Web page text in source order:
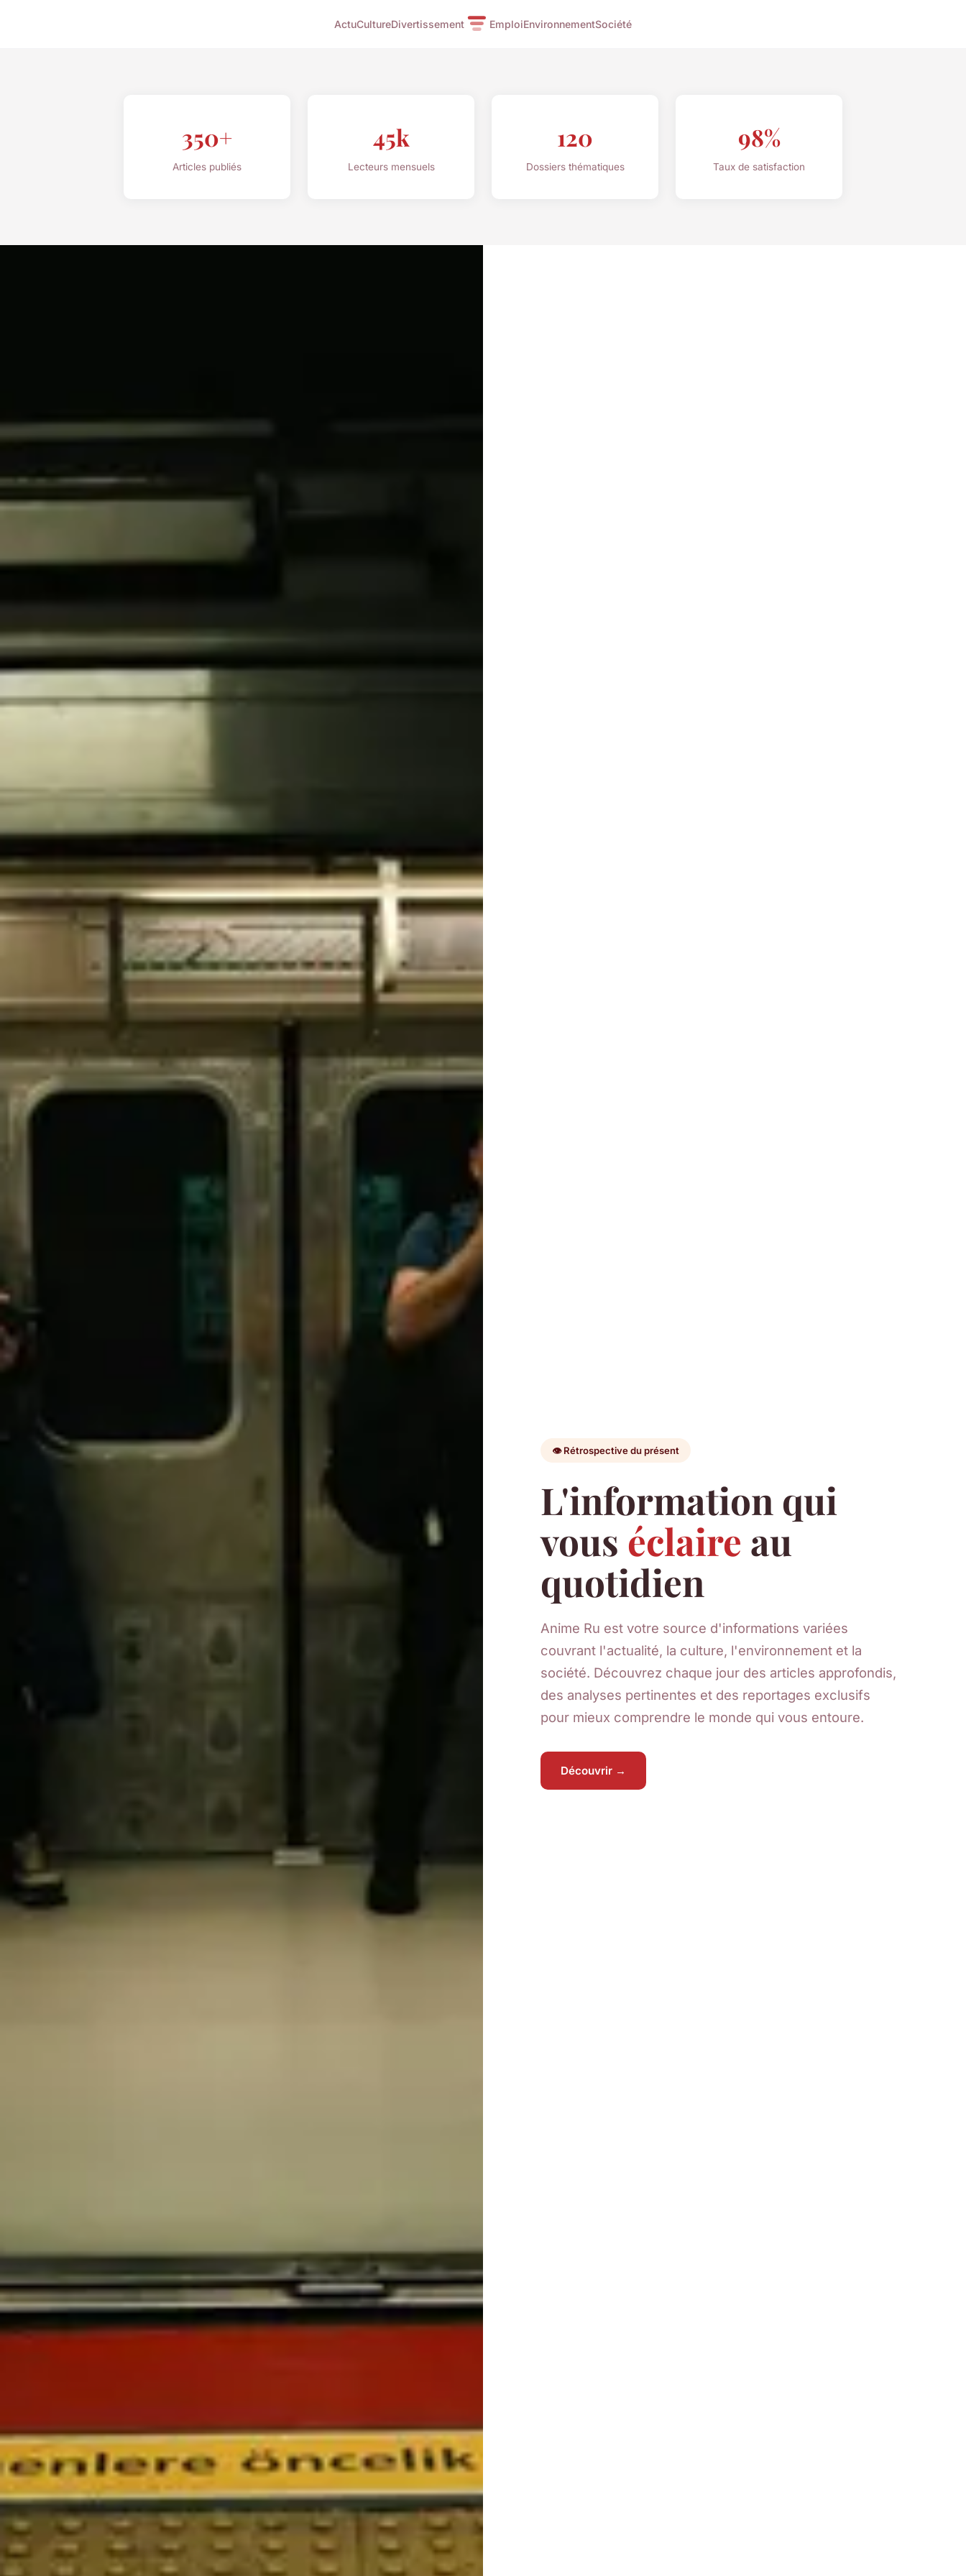
ActuCultureDivertissement EmploiEnvironnementSociété
350+
Articles publiés
45k
Lecteurs mensuels
120
Dossiers thématiques
98%
Taux de satisfaction
👁️ Rétrospective du présent
L'information qui
vous éclaire au
quotidien
Anime Ru est votre source d'informations variées
couvrant l'actualité, la culture, l'environnement et la
société. Découvrez chaque jour des articles approfondis,
des analyses pertinentes et des reportages exclusifs
pour mieux comprendre le monde qui vous entoure.
Découvrir →